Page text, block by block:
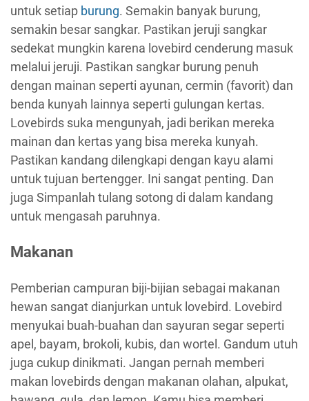
untuk setiap burung. Semakin banyak burung,
semakin besar sangkar. Pastikan jeruji sangkar
sedekat mungkin karena lovebird cenderung masuk
melalui jeruji. Pastikan sangkar burung penuh
dengan mainan seperti ayunan, cermin (favorit) dan
benda kunyah lainnya seperti gulungan kertas.
Lovebirds suka mengunyah, jadi berikan mereka
mainan dan kertas yang bisa mereka kunyah.
Pastikan kandang dilengkapi dengan kayu alami
untuk tujuan bertengger. Ini sangat penting. Dan
juga Simpanlah tulang sotong di dalam kandang
untuk mengasah paruhnya.
Makanan
Pemberian campuran biji-bijian sebagai makanan
hewan sangat dianjurkan untuk lovebird. Lovebird
menyukai buah-buahan dan sayuran segar seperti
apel, bayam, brokoli, kubis, dan wortel. Gandum utuh
juga cukup dinikmati. Jangan pernah memberi
makan lovebirds dengan makanan olahan, alpukat,